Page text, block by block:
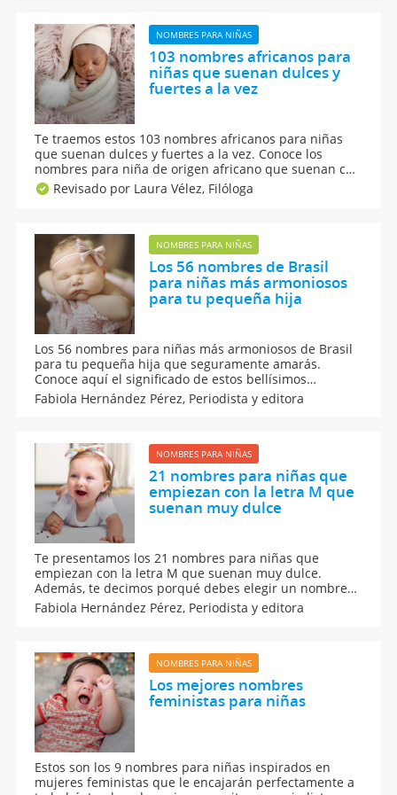
NOMBRES PARA NIÑAS
103 nombres africanos para
niñas que suenan dulces y
fuertes a la vez
Te traemos estos 103 nombres africanos para niñas
que suenan dulces y fuertes a la vez. Conoce los
nombres para niña de origen africano que suenan con
mucha fuerza y al mismo tiempo son tiernos. En este
listado de nombres femeninos provenientes de África
Revisado por Laura Vélez, Filóloga
NOMBRES PARA NIÑAS
Los 56 nombres de Brasil
para niñas más armoniosos
para tu pequeña hija
Los 56 nombres para niñas más armoniosos de Brasil
para tu pequeña hija que seguramente amarás.
Conoce aquí el significado de estos bellísimos
nombres para niñas de origen brasileño que suenan
muy armónicos y que te enamorarán, incluso puedes
original.
Fabiola Hernández Pérez, Periodista y editora
NOMBRES PARA NIÑAS
21 nombres para niñas que
empiezan con la letra M que
suenan muy dulce
Te presentamos los 21 nombres para niñas que
empiezan con la letra M que suenan muy dulce.
Además, te decimos porqué debes elegir un nombre
con M para tu bebé, así que aquí conocerás los
nombres para niñas con inicial M que se oyen muy
Fabiola Hernández Pérez, Periodista y editora
NOMBRES PARA NIÑAS
Los mejores nombres
feministas para niñas
Estos son los 9 nombres para niñas inspirados en
mujeres feministas que le encajarán perfectamente a